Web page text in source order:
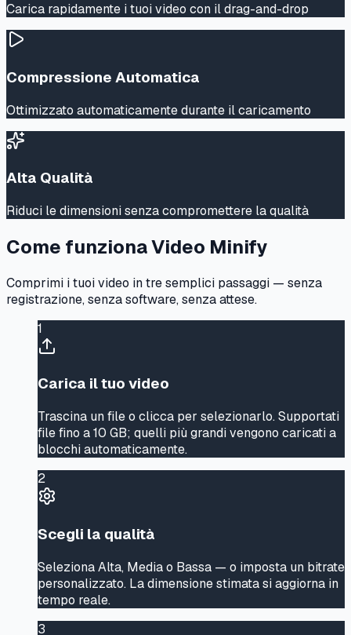
Carica rapidamente i tuoi video con il drag-and-drop
Compressione Automatica
Ottimizzato automaticamente durante il caricamento
Alta Qualità
Riduci le dimensioni senza compromettere la qualità
Come funziona Video Minify
Comprimi i tuoi video in tre semplici passaggi — senza
registrazione, senza software, senza attese.
1
Carica il tuo video
Trascina un file o clicca per selezionarlo. Supportati
file fino a 10 GB; quelli più grandi vengono caricati a
blocchi automaticamente.
2
Scegli la qualità
Seleziona Alta, Media o Bassa — o imposta un bitrate
personalizzato. La dimensione stimata si aggiorna in
tempo reale.
3